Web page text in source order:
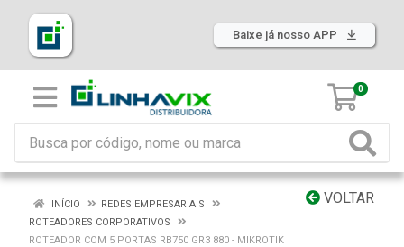
Baixe já nosso APP
0
VOLTAR
INÍCIO
REDES EMPRESARIAIS
ROTEADORES CORPORATIVOS
ROTEADOR COM 5 PORTAS RB750 GR3 880 - MIKROTIK